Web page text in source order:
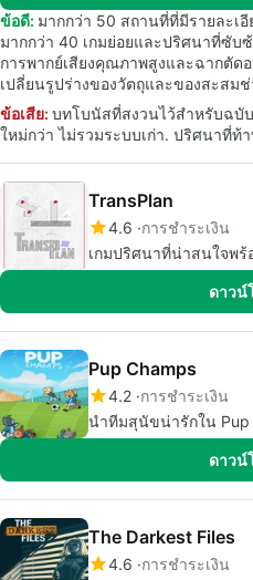
ข้อดี: มากกว่า 50 สถานที่ที่มีรายละเ
มากกว่า 40 เกมย่อยและปริศนาที่ซับ
การพากย์เสียงคุณภาพสูงและฉากตัด
เปลี่ยนรูปร่างของวัตถุและของสะสม
ข้อเสีย: บทโบนัสที่สงวนไว้สำหรับฉบับ
ใหม่กว่า ไม่รวมระบบเก่า. ปริศนาที่ท้
TransPlan
4.6 การชำระเงิน
เกมปริศนาที่น่าสนใจพร้
ดาวน์
Pup Champs
4.2 การชำระเงิน
นำทีมสุนัขน่ารักใน Pup
ดาวน์
The Darkest Files
4.6 การชำระเงิน